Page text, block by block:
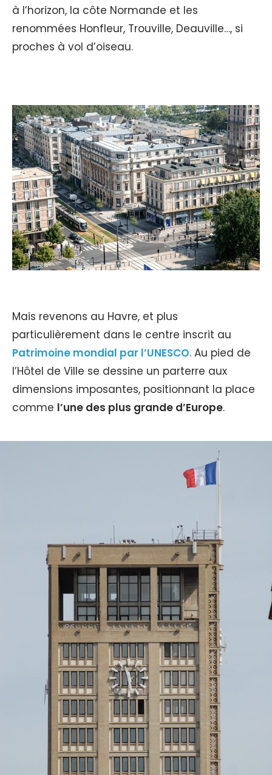
à l’horizon, la côte Normande et les
renommées Honfleur, Trouville, Deauville…, si
proches à vol d’oiseau.
Mais revenons au Havre, et plus
particulièrement dans le centre inscrit au
Patrimoine mondial par l’UNESCO. Au pied de
l’Hôtel de Ville se dessine un parterre aux
dimensions imposantes, positionnant la place
comme l’une des plus grande d’Europe.